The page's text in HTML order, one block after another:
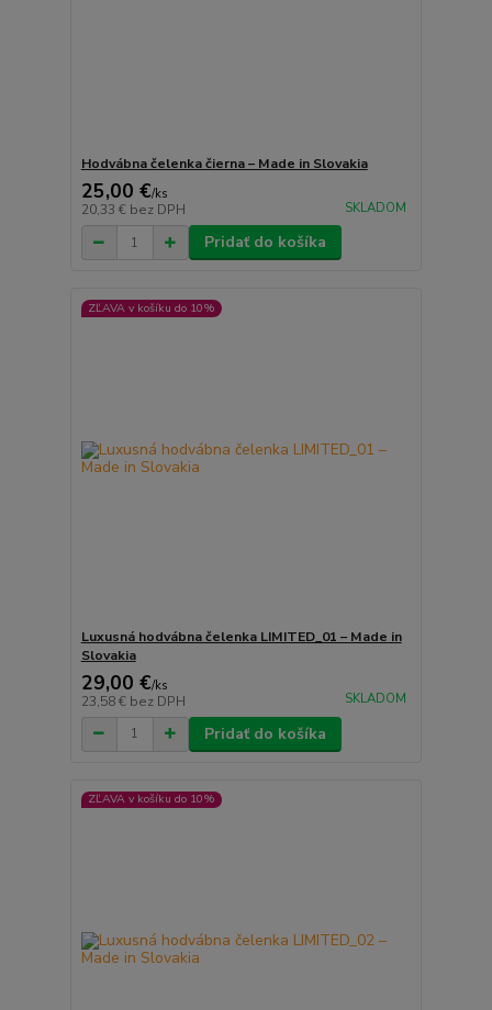
Hodvábna čelenka čierna – Made in Slovakia
25,00 €/ks
20,33 € bez DPH SKLADOM
Pridať do košíka
ZĽAVA v košíku do 10%
Luxusná hodvábna čelenka LIMITED_01 – Made in
Slovakia
29,00 €/ks
23,58 € bez DPH SKLADOM
Pridať do košíka
ZĽAVA v košíku do 10%